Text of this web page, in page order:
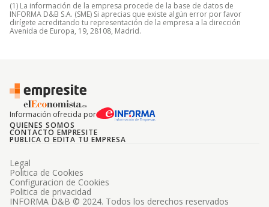
(1) La información de la empresa procede de la base de datos de
INFORMA D&B S.A. (SME) Si aprecias que existe algún error por favor
dirígete acreditando tu representación de la empresa a la dirección
Avenida de Europa, 19, 28108, Madrid.
Información ofrecida por
QUIENES SOMOS
CONTACTO EMPRESITE
PUBLICA O EDITA TU EMPRESA
INFORMA D&B © 2024. Todos los derechos reservados
Legal
Politica de Cookies
Configuracion de Cookies
Politica de privacidad